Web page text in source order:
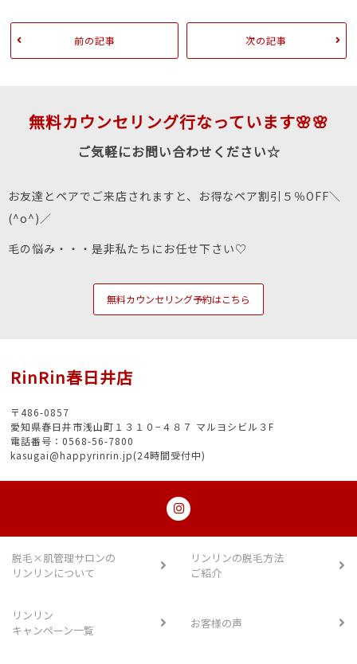
前の記事 次の記事
無料カウンセリング行なっています🌸🌸
ご気軽にお問い合わせください☆
お友達とペアでご来店されますと、お得なペア割引５％OFF＼
(^o^)／
毛の悩み・・・是非私たちにお任せ下さい♡
無料カウンセリング予約はこちら
RinRin春日井店
〒486-0857
愛知県春日井市浅山町１３１０−４８７ マルヨシビル３F
電話番号：0568-56-7800
kasugai@happyrinrin.jp(24時間受付中)
脱毛×肌管理サロンの
リンリンについて
リンリンの脱毛方法
ご紹介
リンリン
キャンペーン一覧
お客様の声